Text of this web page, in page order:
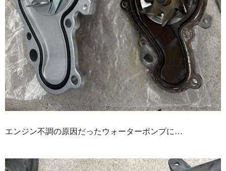
エンジン不調の原因だったウォーターポンプに…